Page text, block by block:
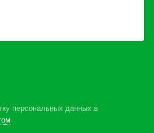
персональных данных в